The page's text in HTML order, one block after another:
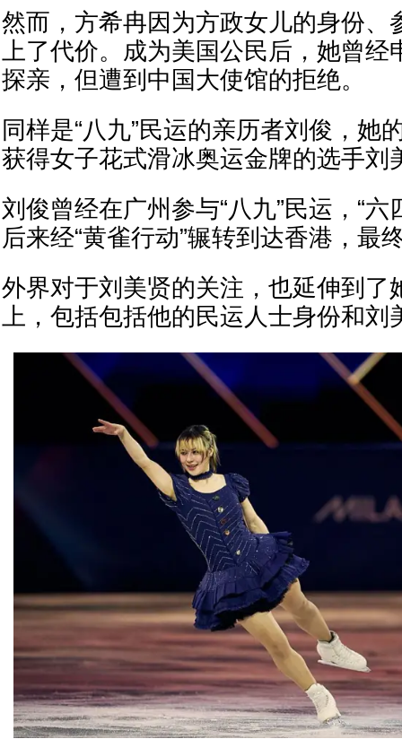
然而，方希冉因为方政女儿的身份、
上了代价。成为美国公民后，她曾
探亲，但遭到中国大使馆的拒绝。
同样是“八九”民运的亲历者刘俊，她
获得女子花式滑冰奥运金牌的选手刘
刘俊曾经在广州参与“八九”民运，“六
后来经“黄雀行动”辗转到达香港，最
外界对于刘美贤的关注，也延伸到了
上，包括包括他的民运人士身份和刘